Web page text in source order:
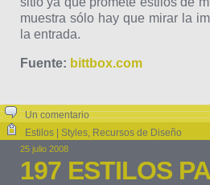
muestra sólo hay que mirar la
la entrada.
Fuente: bittbox.com
Un comentario
Estilos | Styles, Recursos de Diseño
25 julio 2008
197 ESTILOS